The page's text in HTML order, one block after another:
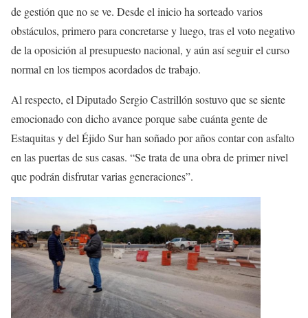
de gestión que no se ve. Desde el inicio ha sorteado varios
obstáculos, primero para concretarse y luego, tras el voto negativo
de la oposición al presupuesto nacional, y aún así seguir el curso
normal en los tiempos acordados de trabajo.
Al respecto, el Diputado Sergio Castrillón sostuvo que se siente
emocionado con dicho avance porque sabe cuánta gente de
Estaquitas y del Éjido Sur han soñado por años contar con asfalto
en las puertas de sus casas. “Se trata de una obra de primer nivel
que podrán disfrutar varias generaciones”.